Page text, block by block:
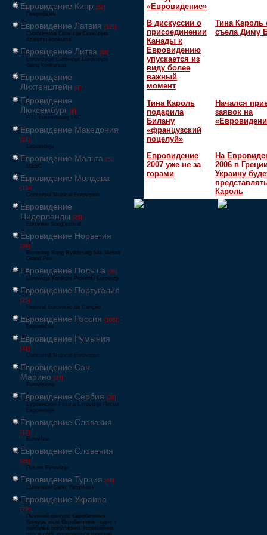
Евровидение Кипр [52]
Γιουροβίζιον
Евровидение Латвия [125]
Eirodziesma Eirovīzija Eirovīzijas
dziesmu konkurss
Евровидение Литва [65]
Eurovizijoje Eurovizija Eurovizijos
dainų konkursas
Евровидение
Лихтенштейн [6]
Евровидение
Люксембург [6]
RTL Luxembourg LSC
Евровидение Македония
[24]
Евровизија
Евровидение Мальта [51]
MESC
Евровидение Молдова
[134]
Concursul Muzical Eurovision
Евровидение
Нидерланды [26]
Eurovisie Songfestival
Евровидение Норвегия
[39]
Eurosong Sang Ryddesalg Nrk Melodi
Grand Prix
Евровидение Польша [36]
Eurowizja Konkurs Piosenki Eurowizji
Евровидение Португалия
[25]
Festival Eurovisão da Canção
Евровидение Россия [1062]
Европесня
Евровидение Румыния
[41]
Concursul Muzical Eurovision
Евровидение Сан-
Марино [23]
Eurovisione
Евровидение Сербия [39]
Еуровисион Pesma Evrovizije Песма
Евровизије
Евровидение Словакия
[13]
Eurovízia
Евровидение Словения
[26]
Pesem Evrovizije
Евровидение Турция [66]
Eurovision Şarkı Yarışması
Евровидение Украина
[796]
Пісенний конкурс Євробачення
Конкурс пісні Євробачення - одне з
найбільш популярних телевізійних
шоу в світі, проводиться щорічно,
«Евровидение»
В дискуссии о
присоединении
Канады к
Евровидению
упускается из
виду более
важный
момент
Тина Кароль
съела Диму
Тина Кароль
подарила
Билану
«французский
поцелуй»
Начался
заявок на
Евровидение
2007 уже не за
горами
На
2006 в
Украину
Кароль